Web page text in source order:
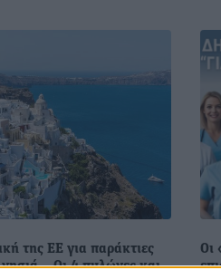
της ΕΕ για παράκτιες
νησιά – Οι 4 πυλώνες και
Οι